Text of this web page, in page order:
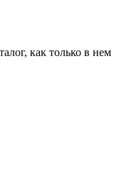
как только в нем